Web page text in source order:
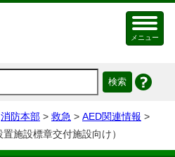
メニュー
消防本部 > 救急 > AED関連情報 >
施設標章交付施設向け）